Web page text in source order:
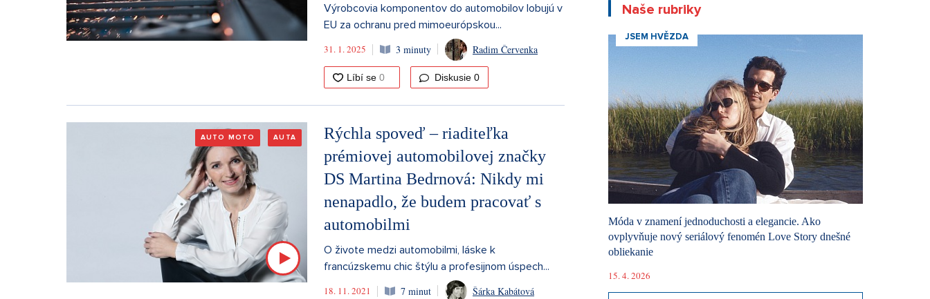
Výrobcovia komponentov do automobilov lobujú v
EU za ochranu pred mimoeurópskou...
31. 1. 2025 3 minuty Radim Červenka
Diskusie 0
AUTO MOTO AUTA
Rýchla spoveď – riaditeľka
prémiovej automobilovej značky
DS Martina Bedrnová: Nikdy mi
nenapadlo, že budem pracovať s
automobilmi
O živote medzi automobilmi, láske k
francúzskemu chic štýlu a profesijnom úspech...
18. 11. 2021 7 minut Šárka Kabátová
Naše rubriky
JSEM HVĚZDA
Móda v znamení jednoduchosti a elegancie. Ako
ovplyvňuje nový seriálový fenomén Love Story dnešné
obliekanie
15. 4. 2026